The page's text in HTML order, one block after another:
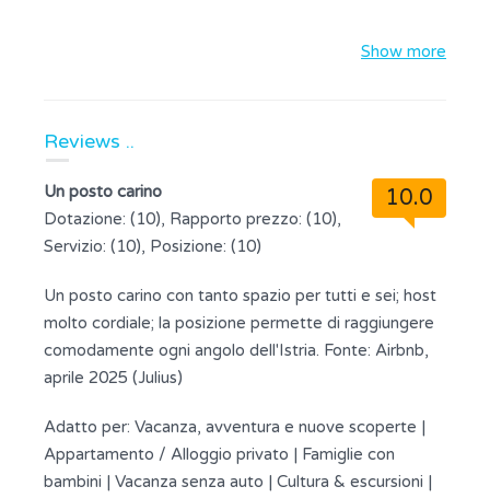
Show more
Reviews ..
10.0
Un posto carino
Dotazione: (10), Rapporto prezzo: (10),
Servizio: (10), Posizione: (10)
Un posto carino con tanto spazio per tutti e sei; host
molto cordiale; la posizione permette di raggiungere
comodamente ogni angolo dell'Istria. Fonte: Airbnb,
aprile 2025 (Julius)
Adatto per: Vacanza, avventura e nuove scoperte |
Appartamento / Alloggio privato | Famiglie con
bambini | Vacanza senza auto | Cultura & escursioni |